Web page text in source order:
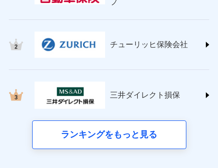
チューリッヒ保険会社 (https://www.zurich.co.jp/)
(https://www.nisshinfire.co.jp/)
(https://www.petfamilyins.co.jp/)
ins.com/)
三井ダイレクト損害保険株式会社
プ
チューリッヒ保険会社
三井ダイレクト損保
ランキングをもっと見る